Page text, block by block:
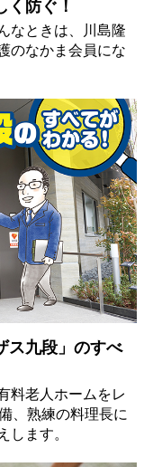
く防ぐ！
なときは、川島隆
のなかま会員にな
ス九段」のすべ
料老人ホームをレ
、熟練の料理長に
します。